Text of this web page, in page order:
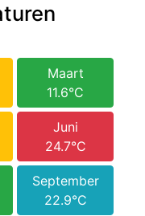
Maart
11.6°C
Juni
24.7°C
September
22.9°C